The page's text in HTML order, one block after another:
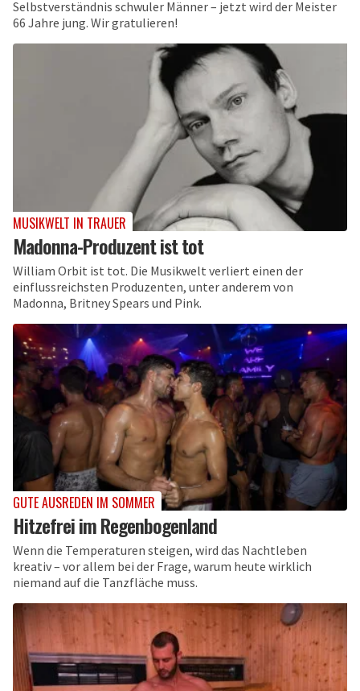
Selbstverständnis schwuler Männer – jetzt wird der Meister
66 Jahre jung. Wir gratulieren!
MUSIKWELT IN TRAUER
Madonna-Produzent ist tot
William Orbit ist tot. Die Musikwelt verliert einen der
einflussreichsten Produzenten, unter anderem von
Madonna, Britney Spears und Pink.
GUTE AUSREDEN IM SOMMER
Hitzefrei im Regenbogenland
Wenn die Temperaturen steigen, wird das Nachtleben
kreativ – vor allem bei der Frage, warum heute wirklich
niemand auf die Tanzfläche muss.